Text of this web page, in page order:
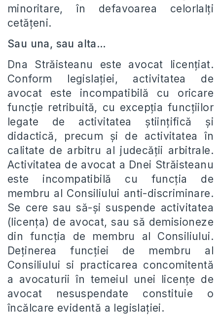
minoritare, în defavoarea celorlalți
cetățeni.
Sau una, sau alta…
Dna Străisteanu este avocat licențiat.
Conform legislației, activitatea de
avocat este incompatibilă cu oricare
funcţie retribuită, cu excepţia funcţiilor
legate de activitatea ştiinţifică şi
didactică, precum şi de activitatea în
calitate de arbitru al judecăţii arbitrale.
Activitatea de avocat a Dnei Străisteanu
este incompatibilă cu funcția de
membru al Consiliului anti-discriminare.
Se cere sau să-și suspende activitatea
(licența) de avocat, sau să demisioneze
din funcția de membru al Consiliului.
Deținerea funcției de membru al
Consiliului si practicarea concomitentă
a avocaturii în temeiul unei licențe de
avocat nesuspendate constituie o
încălcare evidentă a legislației.